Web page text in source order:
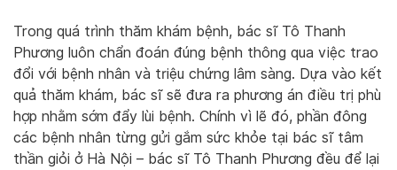
Trong quá trình thăm khám bệnh, bác sĩ Tô Thanh
Phương luôn chẩn đoán đúng bệnh thông qua việc trao
đổi với bệnh nhân và triệu chứng lâm sàng. Dựa vào kết
quả thăm khám, bác sĩ sẽ đưa ra phương án điều trị phù
hợp nhằm sớm đẩy lùi bệnh. Chính vì lẽ đó, phần đông
các bệnh nhân từng gửi gắm sức khỏe tại bác sĩ tâm
thần giỏi ở Hà Nội – bác sĩ Tô Thanh Phương đều để lại